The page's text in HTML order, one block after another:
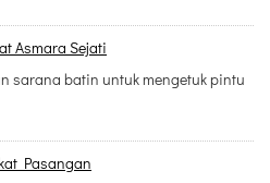
Asmara Sejati
sarana batin untuk mengetuk pintu
Pasangan